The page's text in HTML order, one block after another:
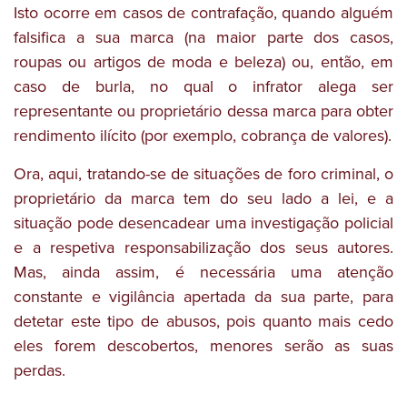
Isto ocorre em casos de contrafação, quando alguém
falsifica a sua marca (na maior parte dos casos,
roupas ou artigos de moda e beleza) ou, então, em
caso de burla, no qual o infrator alega ser
representante ou proprietário dessa marca para obter
rendimento ilícito (por exemplo, cobrança de valores).
Ora, aqui, tratando-se de situações de foro criminal, o
proprietário da marca tem do seu lado a lei, e a
situação pode desencadear uma investigação policial
e a respetiva responsabilização dos seus autores.
Mas, ainda assim, é necessária uma atenção
constante e vigilância apertada da sua parte, para
detetar este tipo de abusos, pois quanto mais cedo
eles forem descobertos, menores serão as suas
perdas.